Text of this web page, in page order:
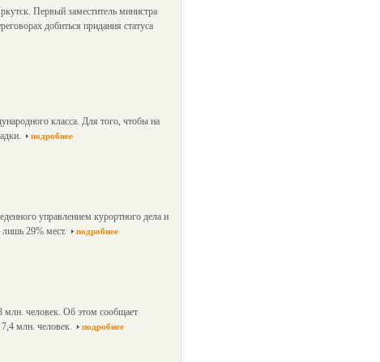
Первый заместитель министра
добиться придания статуса
класса. Для того, чтобы на
подробнее
управлением курортного дела и
29% мест.
подробнее
млн. человек. Об этом сообщает
млн. человек.
подробнее